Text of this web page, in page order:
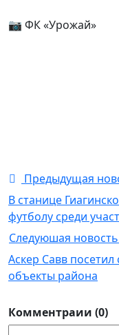
📷 ФК «Урожай»
Предыдущая
В станице
футболу среди
Следуюшая новость
Аскер Савв
объекты района
Комментраии (0)